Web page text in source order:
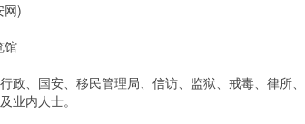
)
馆
、国安、移民管理局、信访、监狱、戒毒、律所
业内人士。